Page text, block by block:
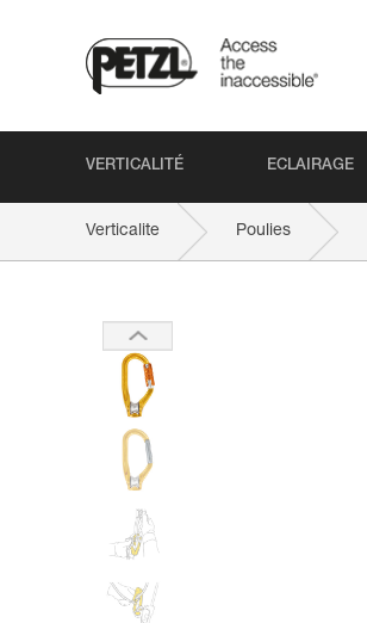
VERTICALITÉ ECLAIRAGE
Verticalite Poulies